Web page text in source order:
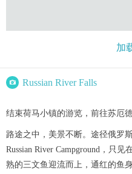
加
 Russian River Falls
结束荷马小镇的游览，前往苏厄德
路途之中，美景不断。途径俄罗
Russian River Campground，只
熟的三文鱼迎流而上，通红的鱼